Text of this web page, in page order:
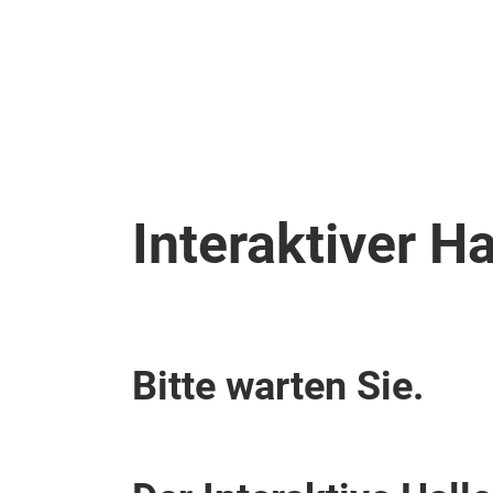
Interaktiver
Bitte warten Sie.